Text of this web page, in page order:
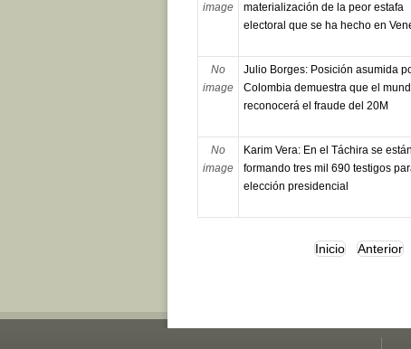
image
materialización de la peor estafa
electoral que se ha hecho en
No
image
Julio Borges: Posición asumida
Colombia demuestra que el
reconocerá el fraude del 20M
No
image
Karim Vera: En el Táchira se están
formando tres mil 690 testigos
elección presidencial
Inicio Anterior